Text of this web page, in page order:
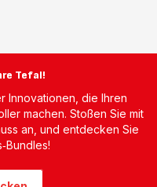
Tefal!
Innovationen, die Ihren
machen. Stoßen Sie mit
an, und entdecken Sie